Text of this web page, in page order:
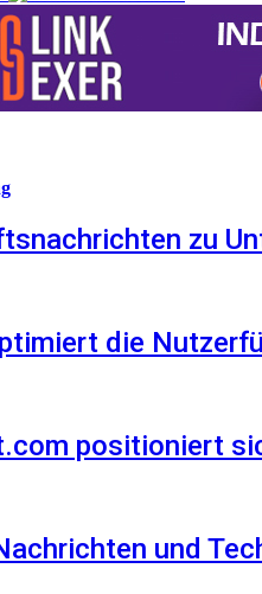
zu
die
positioniert
und